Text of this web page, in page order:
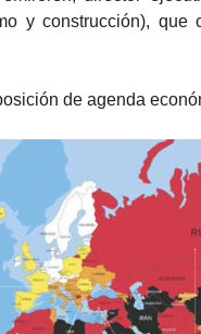
y construcción),
de agenda